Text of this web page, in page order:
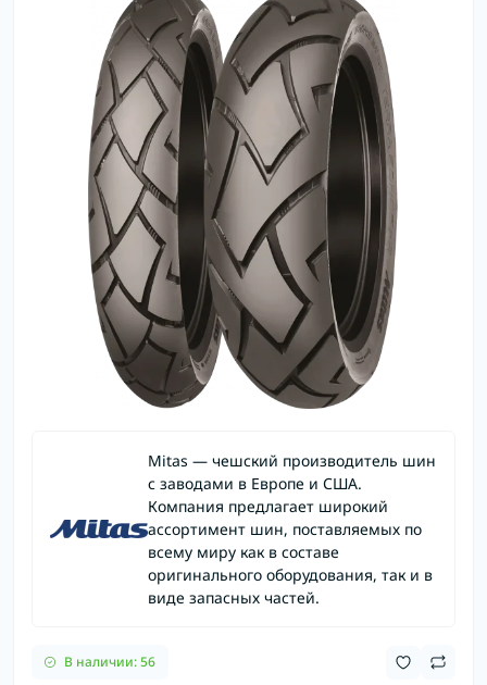
Mitas — чешский производитель шин
с заводами в Европе и США.
Компания предлагает широкий
ассортимент шин, поставляемых по
всему миру как в составе
оригинального оборудования, так и в
виде запасных частей.
В наличии: 56